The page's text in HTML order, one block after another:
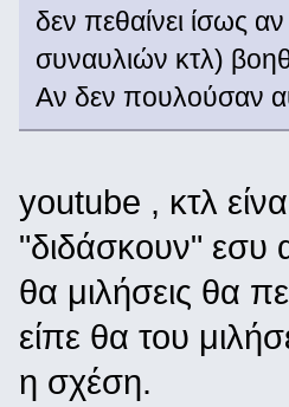
δεν πεθαίνει ίσως
συναυλιών κτλ)
Αν δεν πουλούσαν
youtube , κτλ
"διδάσκουν" εσυ
θα μιλήσεις θα
είπε θα του
η σχέση.